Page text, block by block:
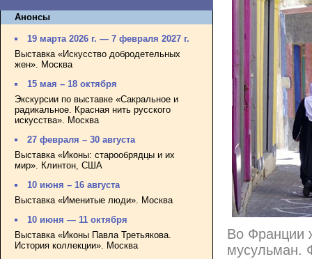
Анонсы
19 марта 2026 г. — 7 февраля 2027 г.
Выставка «Искусство добродетельных
жен». Москва
15 мая – 18 октября
Экскурсии по выставке «Сакральное и
радикальное. Красная нить русского
искусства». Москва
27 февраля – 30 августа
Выставка «Иконы: старообрядцы и их
мир». Клинтон, США
10 июня – 16 августа
Выставка «Именитые люди». Москва
10 июня — 11 октября
Выставка «Иконы Павла Третьякова.
История коллекции». Москва
Во Франции
мусульман.